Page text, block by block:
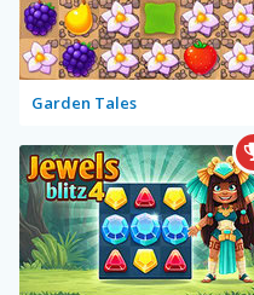
Garden Tales